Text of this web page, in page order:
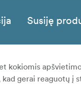
Susiję
kokiomis
gerai reaguotų